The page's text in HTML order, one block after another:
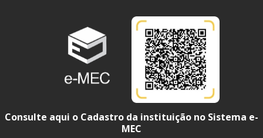
Consulte aqui o Cadastro da instituição no Sistema e-
MEC